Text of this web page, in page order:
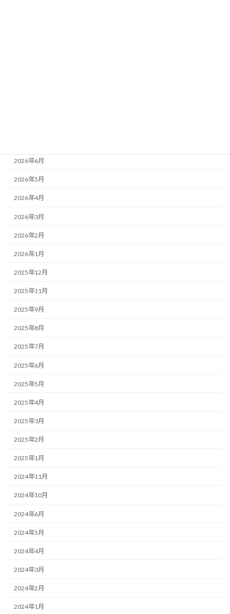
2026年6月
2026年5月
2026年4月
2026年3月
2026年2月
2026年1月
2025年12月
2025年11月
2025年9月
2025年8月
2025年7月
2025年6月
2025年5月
2025年4月
2025年3月
2025年2月
2025年1月
2024年11月
2024年10月
2024年6月
2024年5月
2024年4月
2024年3月
2024年2月
2024年1月